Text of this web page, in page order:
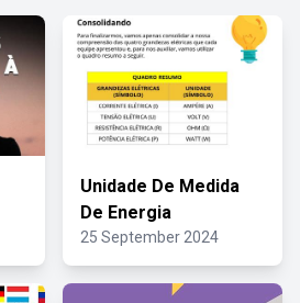
Unidade De Medida
De Energia
25 September 2024